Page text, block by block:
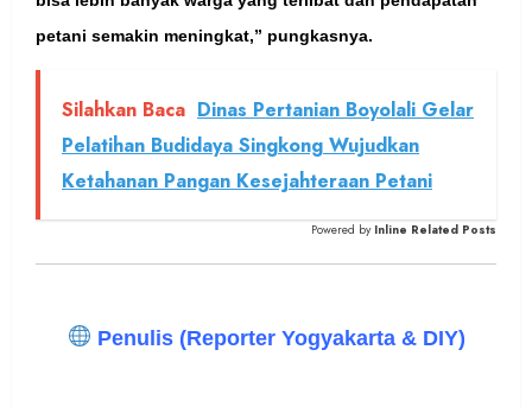
petani semakin meningkat,” pungkasnya.
Silahkan Baca Dinas Pertanian Boyolali Gelar
Pelatihan Budidaya Singkong Wujudkan
Ketahanan Pangan Kesejahteraan Petani
Powered by Inline Related Posts
Penulis (Reporter Yogyakarta & DIY)